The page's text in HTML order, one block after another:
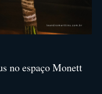
no espaço Monett